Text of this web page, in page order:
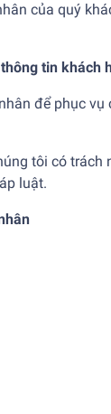
của quý
tin khách
để phục
tôi có
luật.